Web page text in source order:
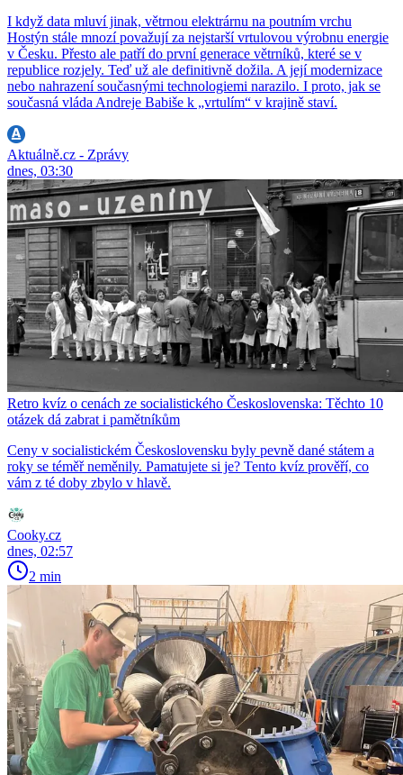
I když data mluví jinak, větrnou elektrárnu na poutním vrchu
Hostýn stále mnozí považují za nejstarší vrtulovou výrobnu energie
v Česku. Přesto ale patří do první generace větrníků, které se v
republice rozjely. Teď už ale definitivně dožila. A její modernizace
nebo nahrazení současnými technologiemi narazilo. I proto, jak se
současná vláda Andreje Babiše k „vrtulím“ v krajině staví.
Aktuálně.cz - Zprávy
dnes, 03:30
Retro kvíz o cenách ze socialistického Československa: Těchto 10
otázek dá zabrat i pamětníkům
Ceny v socialistickém Československu byly pevně dané státem a
roky se téměř neměnily. Pamatujete si je? Tento kvíz prověří, co
vám z té doby zbylo v hlavě.
Cooky.cz
dnes, 02:57
2 min